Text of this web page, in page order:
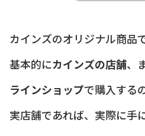
カインズのオリジナル商品
基本的にカインズの店舗、
ラインショップで購入する
実店舗であれば、実際に手